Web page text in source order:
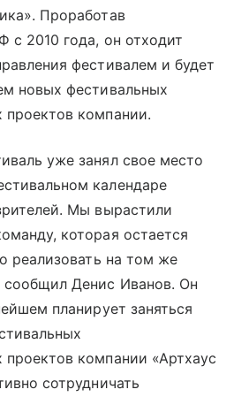
Проработав
с 2010 года, он отходит
фестивалем и будет
новых фестивальных
компании.
уже занял свое место
календаре
Мы вырастили
которая остается
реализовать на том же
Денис Иванов. Он
планирует заняться
компании «Артхаус
сотрудничать